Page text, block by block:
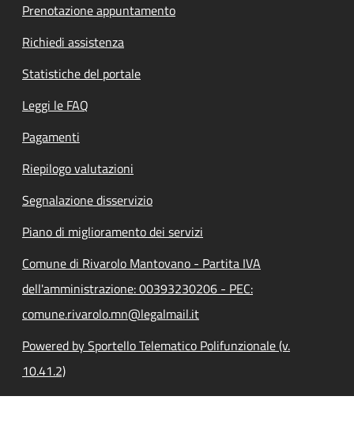
Prenotazione appuntamento
Richiedi assistenza
Statistiche del portale
Leggi le FAQ
Pagamenti
Riepilogo valutazioni
Segnalazione disservizio
Piano di miglioramento dei servizi
Comune di Rivarolo Mantovano - Partita IVA
dell'amministrazione: 00393230206 - PEC:
comune.rivarolo.mn@legalmail.it
Powered by Sportello Telematico Polifunzionale (v.
10.41.2)